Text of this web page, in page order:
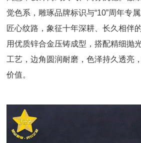
觉色系，雕琢品牌标识与“10”周年专
匠心纹路，象征十年深耕、长久相伴
用优质锌合金压铸成型，搭配精细抛
工艺，边角圆润耐磨，色泽持久透亮
价值。